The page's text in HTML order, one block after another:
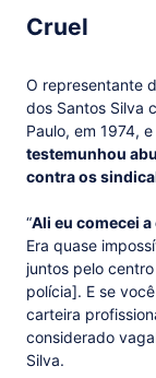
Cruel
O representante
dos Santos Silva
Paulo, em 1974,
testemunhou
contra os
“Ali eu comecei
Era quase
juntos pelo
polícia]. E se
carteira
considerado
Silva.